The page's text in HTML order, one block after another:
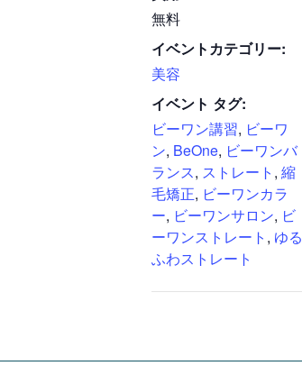
無料
イベントカテゴリー:
美容
イベント タグ:
ビーワン講習, ビーワ
ン, BeOne, ビーワンバ
ランス, ストレート , 縮
毛矯正, ビーワンカラ
ー, ビーワンサロン, ビ
ーワンストレート , ゆる
ふわストレート